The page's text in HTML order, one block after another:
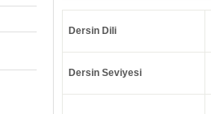
Dersin Dili
Dersin Seviyesi